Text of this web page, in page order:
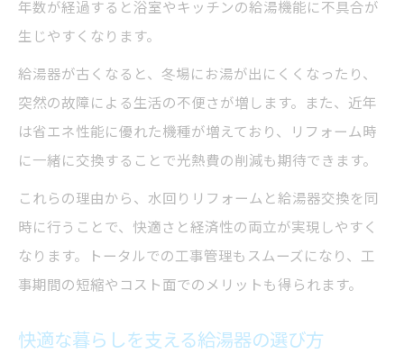
年数が経過すると浴室やキッチンの給湯機能に不具合が
生じやすくなります。
給湯器が古くなると、冬場にお湯が出にくくなったり、
突然の故障による生活の不便さが増します。また、近年
は省エネ性能に優れた機種が増えており、リフォーム時
に一緒に交換することで光熱費の削減も期待できます。
これらの理由から、水回りリフォームと給湯器交換を同
時に行うことで、快適さと経済性の両立が実現しやすく
なります。トータルでの工事管理もスムーズになり、工
事期間の短縮やコスト面でのメリットも得られます。
快適な暮らしを支える給湯器の選び方